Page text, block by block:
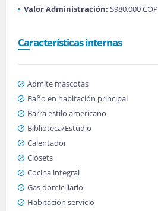
Valor Administración: $980.000 COP
Características internas
Admite mascotas
Baño en habitación principal
Barra estilo americano
Biblioteca/Estudio
Calentador
Clósets
Cocina integral
Gas domiciliario
Habitación servicio